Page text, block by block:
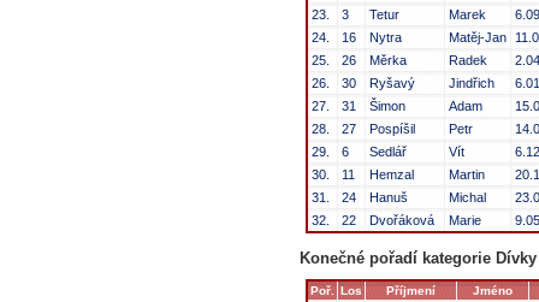
23.
3 Tetur Marek
24.
16 Nytra Matěj-Jan
25.
26 Měrka Radek
26.
30 Ryšavý Jindřich
27.
31 Šimon Adam
28.
27 Pospíšil Petr
29.
6 Sedlář Vít
30.
11 Hemzal Martin
31.
24 Hanuš Michal
32.
22 Dvořáková Marie
Konečné pořadí kategorie Dívky
Poř. Los Příjmení Jméno